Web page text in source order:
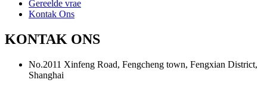
Gereelde vrae
Kontak Ons
KONTAK ONS
No.2011 Xinfeng Road, Fengcheng town, Fengxian District,
Shanghai